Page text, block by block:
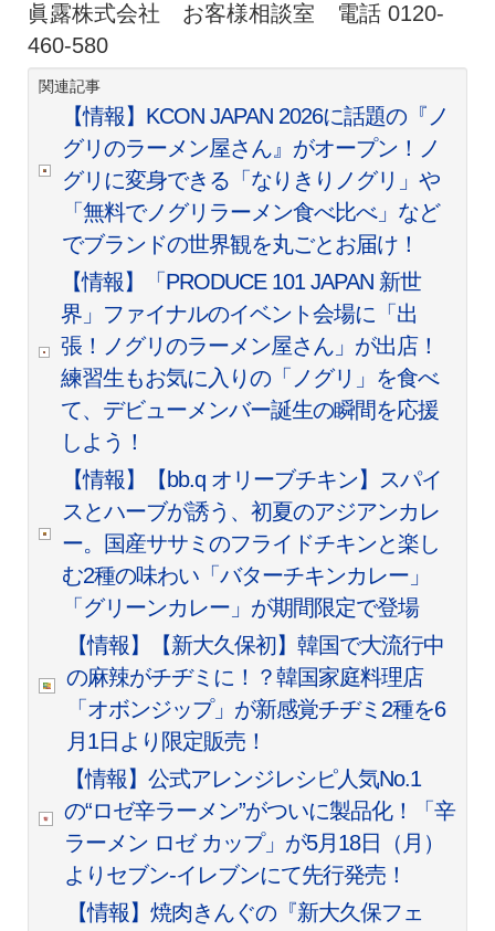
眞露株式会社 お客様相談室 電話 0120-
460-580
関連記事
【情報】KCON JAPAN 2026に話題の『ノ
グリのラーメン屋さん』がオープン！ノ
グリに変身できる「なりきりノグリ」や
「無料でノグリラーメン食べ比べ」など
でブランドの世界観を丸ごとお届け！
【情報】「PRODUCE 101 JAPAN 新世
界」ファイナルのイベント会場に「出
張！ノグリのラーメン屋さん」が出店！
練習生もお気に入りの「ノグリ」を食べ
て、デビューメンバー誕生の瞬間を応援
しよう！
【情報】【bb.q オリーブチキン】スパイ
スとハーブが誘う、初夏のアジアンカレ
ー。国産ササミのフライドチキンと楽し
む2種の味わい「バターチキンカレー」
「グリーンカレー」が期間限定で登場
【情報】【新大久保初】韓国で大流行中
の麻辣がチヂミに！？韓国家庭料理店
「オボンジップ」が新感覚チヂミ2種を6
月1日より限定販売！
【情報】公式アレンジレシピ人気No.1
の“ロゼ辛ラーメン”がついに製品化！「辛
ラーメン ロゼ カップ」が5月18日（月）
よりセブン-イレブンにて先行発売！
【情報】焼肉きんぐの『新大久保フェ